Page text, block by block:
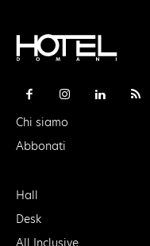
Chi siamo
Abbonati
Hall
Desk
All Inclusive